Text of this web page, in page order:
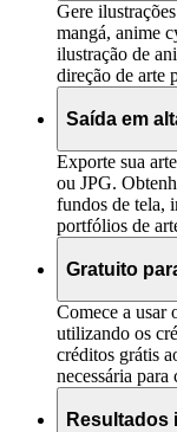
Gere
mangá, anime
ilustração de
direção de arte
Saída em
Exporte sua
ou JPG.
fundos de tela,
portfólios de
Gratuito
Comece a usar
utilizando os
créditos grátis
necessária
Resultados